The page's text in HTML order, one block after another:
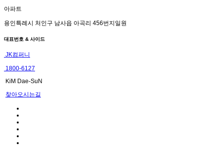
아파트
용인특례시 처인구 남사읍 아곡리 456번지일원
대표번호 & 사이드
JK컴퍼니
1800-6127
KiM Dae-SuN
찾아오시는길